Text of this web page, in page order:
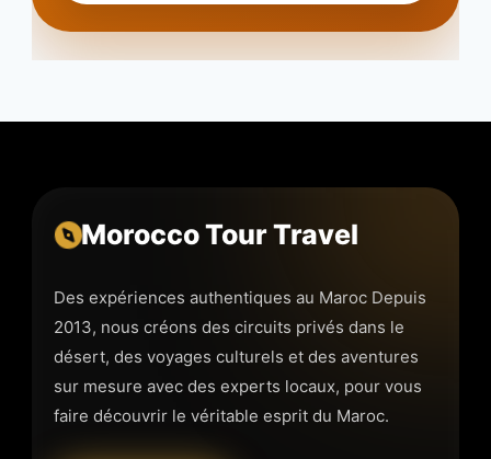
Morocco Tour Travel
Des expériences authentiques au Maroc Depuis
2013, nous créons des circuits privés dans le
désert, des voyages culturels et des aventures
sur mesure avec des experts locaux, pour vous
faire découvrir le véritable esprit du Maroc.